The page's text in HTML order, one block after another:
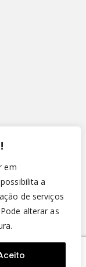
em
a
de serviços
alterar as
os direitos